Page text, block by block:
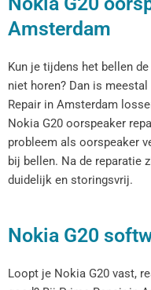
Amsterdam
Kun je tijdens het bellen
niet horen? Dan is
Repair in Amsterdam
Nokia G20 oorspeaker
probleem als oorspeaker
bij bellen. Na de reparatie
duidelijk en storingsvrij.
Nokia G20
Loopt je Nokia G20 vast,